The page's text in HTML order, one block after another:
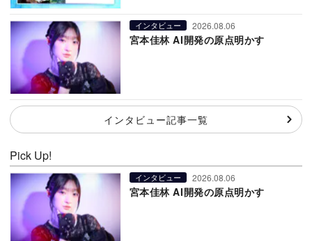
インタビュー 2026.08.06
宮本佳林 AI開発の原点明かす
インタビュー記事一覧
Pick Up!
インタビュー 2026.08.06
宮本佳林 AI開発の原点明かす